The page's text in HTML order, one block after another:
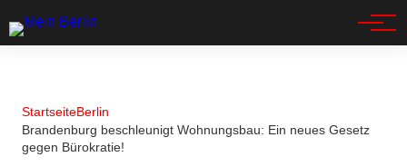
StartseiteBerlin
Brandenburg beschleunigt Wohnungsbau: Ein neues Gesetz
gegen Bürokratie!